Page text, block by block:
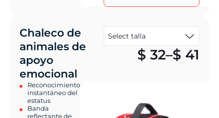
Chaleco de
animales de
apoyo
emocional
Reconocimiento
instantáneo del
estatus
Banda
reflectante de
$ 32–$ 41